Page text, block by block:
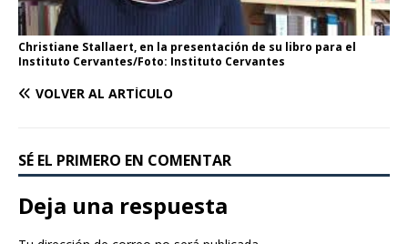
Christiane Stallaert, en la presentación de su libro para el
Instituto Cervantes/Foto: Instituto Cervantes
VOLVER AL ARTÍCULO
SÉ EL PRIMERO EN COMENTAR
Deja una respuesta